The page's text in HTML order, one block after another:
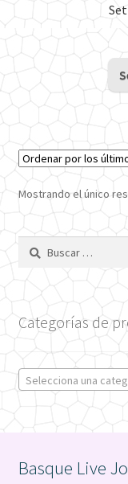
Mostrando el único
Buscar:
Categorías de
Selecciona una
Basque Live